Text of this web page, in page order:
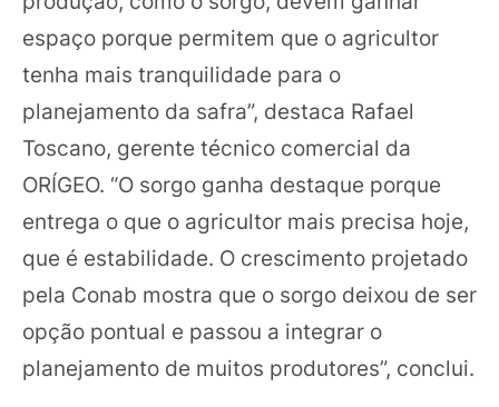
espaço porque permitem que o agricultor
tenha mais tranquilidade para o
planejamento da safra”, destaca Rafael
Toscano, gerente técnico comercial da
ORÍGEO. “O sorgo ganha destaque porque
entrega o que o agricultor mais precisa hoje,
que é estabilidade. O crescimento projetado
pela Conab mostra que o sorgo deixou de ser
opção pontual e passou a integrar o
planejamento de muitos produtores”, conclui.